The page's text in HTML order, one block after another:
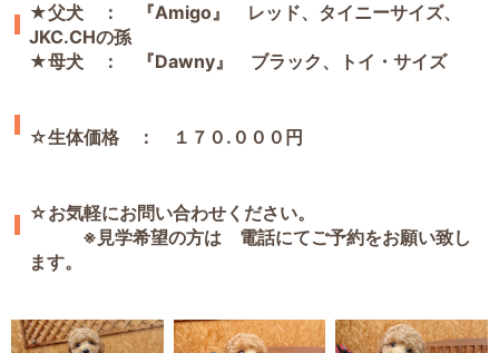
★父犬 ： 『Amigo』 レッド、タイニーサイズ、
JKC.CHの孫
★母犬 ： 『Dawny』 ブラック、トイ・サイズ
☆生体価格 ： １７０.０００円
☆お気軽にお問い合わせください。
※見学希望の方は 電話にてご予約をお願い致し
ます。